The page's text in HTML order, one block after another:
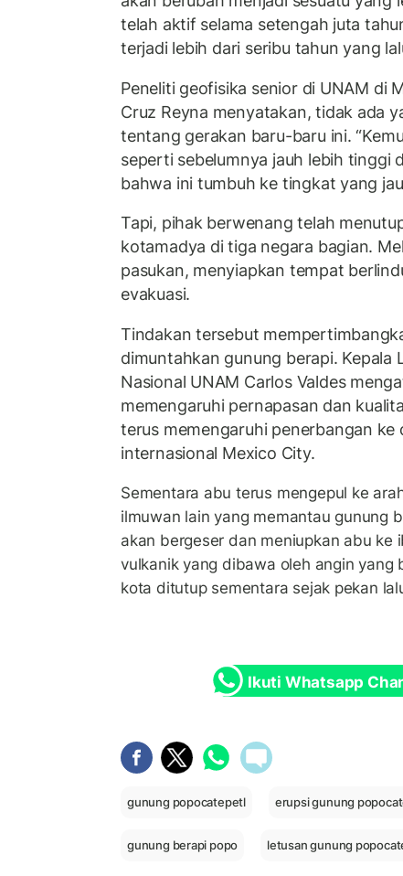
telah aktif selama setengah juta
terjadi lebih dari seribu tahun yang
Peneliti geofisika senior di UNAM di
Cruz Reyna menyatakan, tidak ada
tentang gerakan baru-baru ini.
seperti sebelumnya jauh lebih tinggi
bahwa ini tumbuh ke tingkat yang
Tapi, pihak berwenang telah
kotamadya di tiga negara bagian.
pasukan, menyiapkan tempat
evakuasi.
Tindakan tersebut
dimuntahkan gunung berapi. Kepala
Nasional UNAM Carlos Valdes
memengaruhi pernapasan dan
terus memengaruhi penerbangan ke
internasional Mexico City.
Sementara abu terus mengepul ke
ilmuwan lain yang memantau gunung
akan bergeser dan meniupkan abu ke
vulkanik yang dibawa oleh angin yang
kota ditutup sementara sejak pekan
Ikuti Whatsapp
gunung popocatepetl erupsi gunung
gunung berapi popo letusan gunung